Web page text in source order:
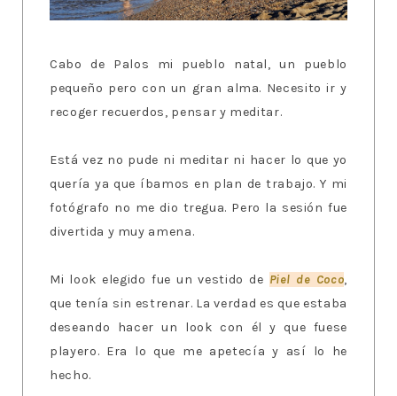
Cabo de Palos mi pueblo natal, un pueblo
pequeño pero con un gran alma. Necesito ir y
recoger recuerdos, pensar y meditar.
Está vez no pude ni meditar ni hacer lo que yo
quería ya que íbamos en plan de trabajo. Y mi
fotógrafo no me dio tregua. Pero la sesión fue
divertida y muy amena.
Mi look elegido fue un vestido de Piel de Coco,
que tenía sin estrenar. La verdad es que estaba
deseando hacer un look con él y que fuese
playero. Era lo que me apetecía y así lo he
hecho.